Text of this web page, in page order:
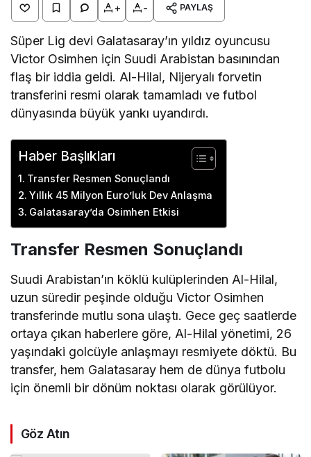
+ - PAYLAŞ
Süper Lig devi Galatasaray’ın yıldız oyuncusu
Victor Osimhen için Suudi Arabistan basınından
flaş bir iddia geldi. Al-Hilal, Nijeryalı forvetin
transferini resmi olarak tamamladı ve futbol
dünyasında büyük yankı uyandırdı.
Haber Başlıkları
Transfer Resmen Sonuçlandı
Yıllık 45 Milyon Euro’luk Dev Anlaşma
Galatasaray’da Osimhen Etkisi
Transfer Resmen Sonuçlandı
Suudi Arabistan’ın köklü kulüplerinden Al-Hilal,
uzun süredir peşinde olduğu Victor Osimhen
transferinde mutlu sona ulaştı. Gece geç saatlerde
ortaya çıkan haberlere göre, Al-Hilal yönetimi, 26
yaşındaki golcüyle anlaşmayı resmiyete döktü. Bu
transfer, hem Galatasaray hem de dünya futbolu
için önemli bir dönüm noktası olarak görülüyor.
Göz Atın